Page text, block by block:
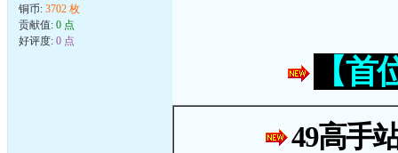
铜币: 3702 枚
贡献值: 0 点
好评度: 0 点
【
49高手